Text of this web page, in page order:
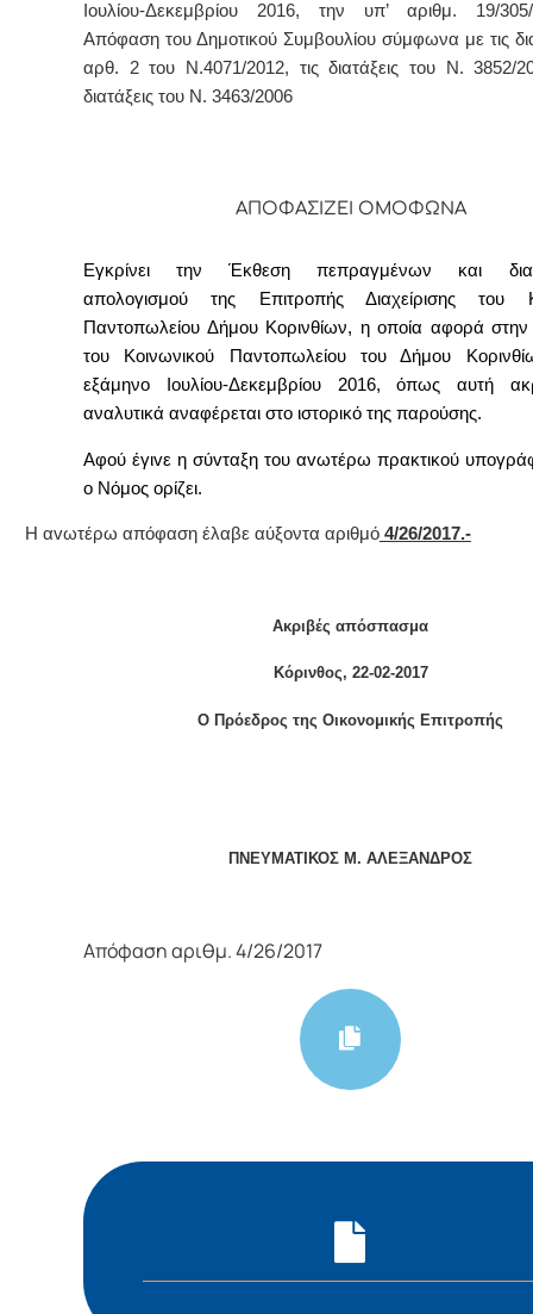
Ιουλίου-Δεκεμβρίου 2016, την υπ’ αριθμ. 19/
Απόφαση του Δημοτικού Συμβουλίου σύμφωνα με τις
αρθ. 2 του Ν.4071/2012, τις διατάξεις του Ν. 3852/
διατάξεις του Ν. 3463/2006
ΑΠΟΦΑΣΙΖΕΙ ΟΜΟΦΩΝΑ
Εγκρίνει την Έκθεση πεπραγμένων και
απολογισμού της Επιτροπής Διαχείρισης του
Παντοπωλείου Δήμου Κορινθίων, η οποία αφορά στην
του Κοινωνικού Παντοπωλείου του Δήμου
εξάμηνο
Ιουλίου-Δεκεμβρίου 2016, όπως αυτή
αναλυτικά αναφέρεται στο ιστορικό της παρούσης.
Αφoύ έγιvε η σύvταξη τoυ αvωτέρω πρακτικoύ
o Νόμoς oρίζει.
Η αvωτέρω απόφαση έλαβε αύξοντα αριθμό4/26/2017.-
Ακριβές απόσπασμα
Κόρινθος, 22-02-2017
Ο Πρόεδρος της Οικονομικής Επιτροπής
ΠΝΕΥΜΑΤΙΚΟΣ Μ. ΑΛΕΞΑΝΔΡΟΣ
Απόφαση αριθμ. 4/26/2017